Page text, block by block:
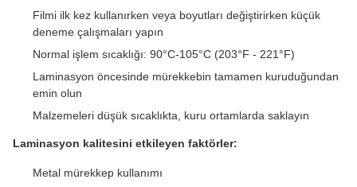
Filmi ilk kez kullanırken veya boyutları değiştirirken küçük
deneme çalışmaları yapın
Normal işlem sıcaklığı: 90°C-105°C (203°F - 221°F)
Laminasyon öncesinde mürekkebin tamamen kuruduğundan
emin olun
Malzemeleri düşük sıcaklıkta, kuru ortamlarda saklayın
Laminasyon kalitesini etkileyen faktörler:
Metal mürekkep kullanımı